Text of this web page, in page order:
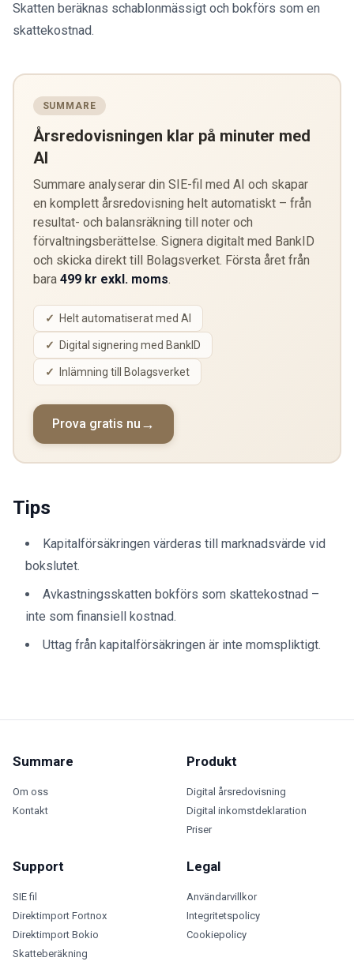
Skatten beräknas schablonmässigt och bokförs som en
skattekostnad.
SUMMARE
Årsredovisningen klar på minuter med
AI
Summare analyserar din SIE-fil med AI och skapar
en komplett årsredovisning helt automatiskt – från
resultat- och balansräkning till noter och
förvaltningsberättelse. Signera digitalt med BankID
och skicka direkt till Bolagsverket. Första året från
bara 499 kr exkl. moms
Helt automatiserat med AI
Digital signering med BankID
Inlämning till Bolagsverket
Prova gratis nu
Tips
Kapitalförsäkringen värderas till marknadsvärde vid
bokslutet.
Avkastningsskatten bokförs som skattekostnad –
inte som finansiell kostnad.
Uttag från kapitalförsäkringen är inte momspliktigt.
Summare
Om oss
Kontakt
Produkt
Digital årsredovisning
Digital inkomstdeklaration
Priser
Support
SIE fil
Direktimport Fortnox
Direktimport Bokio
Skatteberäkning
Legal
Användarvillkor
Integritetspolicy
Cookiepolicy